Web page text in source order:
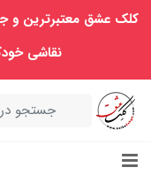
کلک عشق معتبرترین و
نقاشی